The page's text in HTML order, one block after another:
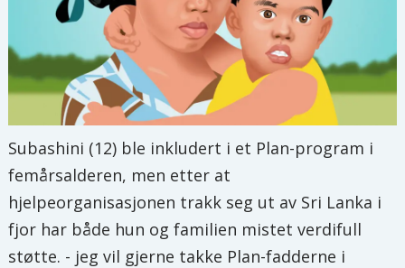
Subashini (12) ble inkludert i et Plan-program i
femårsalderen, men etter at
hjelpeorganisasjonen trakk seg ut av Sri Lanka i
fjor har både hun og familien mistet verdifull
støtte. - jeg vil gjerne takke Plan-fadderne i